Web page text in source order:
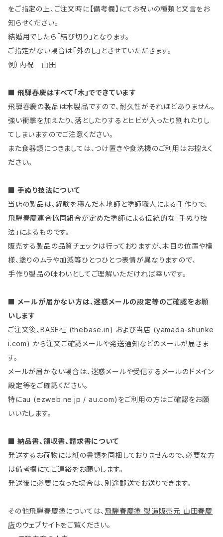
をご指定の上、ご注文時に【備考欄】にてお祝いの種類と文言をお
知らせください。
結婚用でしたら「結び切り」となります。
ご指定がない場合は「外のし」とさせていただきます。
例）内祝 山田
■ 飛騨春慶はすべて「木」でできています
飛騨春慶の製品は木製品ですので、耐久性がそれほどありません。
強い衝撃を加えたり、落としたりするとヒビが入ったり割れたりし
てしまいますのでご注意ください。
また食器類につきましては、つけ置きや食洗機のご利用はお控えく
ださい。
■ 手ぬり技法について
当店の製品は、経験を積んだ木地師と塗師職人による手作りで、
飛騨春慶連合協同組合が定めた塗師による伝統的な「手ぬり技
法」によるものです。
販売する製品の品質チェックは行っておりますが、木目の位置や模
様、塗りのムラや加減等ひとつひとつ表情が異なりますので、
手作り製品の味わいとしてご理解いただければ幸いです。
■ メールが届かない方は、迷惑メールの設定等のご確認をお願
いします
ご注文後、BASE社 (thebase.in) および当店 (yamada-shunke
i.com) から注文ご確認メールや発送通知などのメールが届きま
す。
メールが届かない場合は、迷惑メールや受信するメールのドメイン
設定等をご確認ください。
特にau (ezweb.ne.jp / au.com)をご利用の方はご確認をお願
いいたします。
■ 納品書、領収書、請求書について
発送するお荷物には紙の書類を同梱しておりませんので、必要な方
は備考欄にてご連絡をお願いします。
発送後に必要になった場合は、別途郵送でお送りできます。
その他飛騨春慶塗については、飛騨春慶塗 製造販売元 山田春慶
店のウェブサイトをご覧ください。